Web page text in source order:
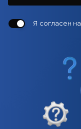
Я согласен на